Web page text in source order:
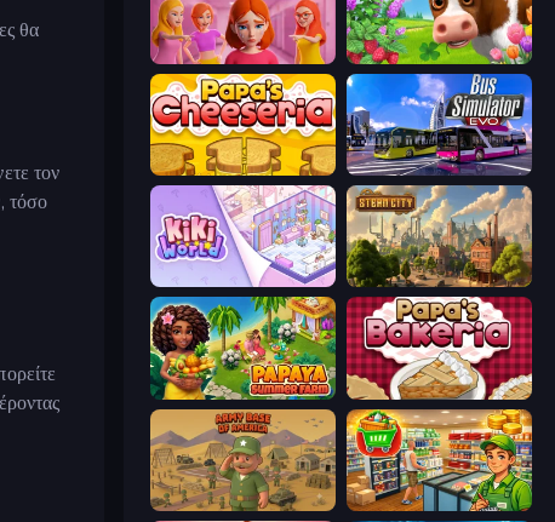
θα
τον
τόσο
Country Life Meadows
Papa's Cheeseria Bus Simulator: EVO
KiKi World Steam City
Papaya Summer Farm Papa's Bakeria
Army Base Of America Supermarket Simulator: Desert